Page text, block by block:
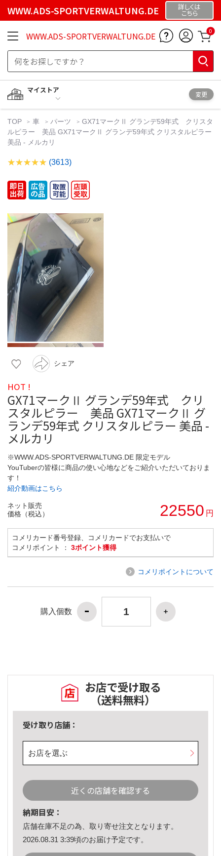
WWW.ADS-SPORTVERWALTUNG.DE 詳しくは
こちら
WWW.ADS-SPORTVERWALTUNG.DE 0
マイストア
変更
TOP 車 パーツ
GX71マークⅡ グランデ59年式 クリスタ
ルピラー 美品 GX71マークⅡ グランデ59年式 クリスタルピラー
美品 - メルカリ
(3613)
シェア
HOT !
GX71マークⅡ グランデ59年式 クリ
スタルピラー 美品 GX71マークⅡ グ
ランデ59年式 クリスタルピラー 美品 -
メルカリ
※WWW.ADS-SPORTVERWALTUNG.DE 限定モデル
YouTuberの皆様に商品の使い心地などをご紹介いただいておりま
す！
紹介動画はこちら
ネット販売
価格（税込）
22550 円
コメリカード番号登録、コメリカードでお支払いで
コメリポイント ： 3ポイント獲得
コメリポイントについて
購入個数
お店で受け取る
（送料無料）
受け取り店舗：
お店を選ぶ
近くの店舗を確認する
納期目安：
店舗在庫不足の為、取り寄せ注文となります。
2026.08.31 3:39頃のお届け予定です。